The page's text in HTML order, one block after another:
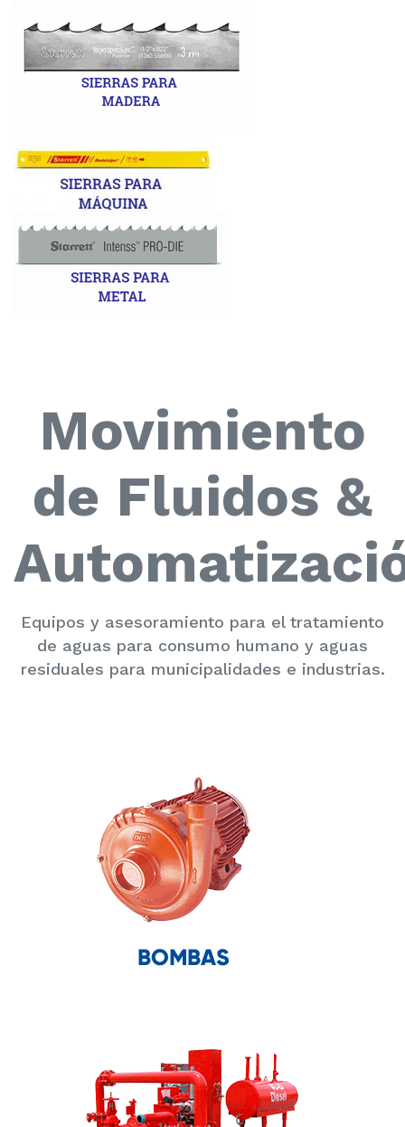
Movimiento
de Fluidos &
Equipos y asesoramiento para el tratamiento
de aguas para consumo humano y aguas
residuales para municipalidades e industrias.